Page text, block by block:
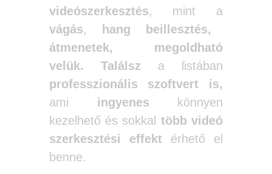
videószerkesztés, mint a
vágás, hang beillesztés,
átmenetek, megoldható
velük.
Találsz a listában
professzionális szoftvert is,
ami ingyenes könnyen
kezelhető és sokkal több videó
szerkesztési effektérhető el
benne.